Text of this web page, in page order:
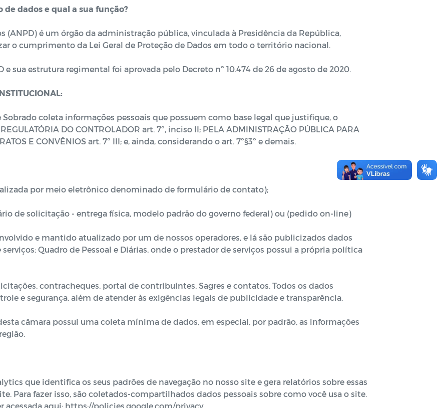
dados e qual a sua função?
(ANPD) é um órgão da administração pública, vinculada à Presidência da República,
o cumprimento da Lei Geral de Proteção de Dados em todo o território nacional.
e sua estrutura regimental foi aprovada pelo Decreto nº 10.474 de 26 de agosto de 2020.
coleta informações pessoais que possuem como base legal que justifique, o
DO CONTROLADOR art. 7º, inciso II; PELA ADMINISTRAÇÃO PÚBLICA PARA
E CONVÊNIOS art. 7º III; e, ainda, considerando o art. 7º§3º e demais.
por meio eletrônico denominado de formulário de contato);
de solicitação - entrega física, modelo padrão do governo federal) ou (pedido on-line)
e mantido atualizado por um de nossos operadores, e lá são publicizados dados
Quadro de Pessoal e Diárias, onde o prestador de serviços possui a própria política
contracheques, portal de contribuintes, Sagres e contatos. Todos os dados
e segurança, além de atender às exigências legais de publicidade e transparência.
câmara possui uma coleta mínima de dados, em especial, por padrão, as informações
que identifica os seus padrões de navegação no nosso site e gera relatórios sobre essas
Para fazer isso, são coletados-compartilhados dados pessoais sobre como você usa o site.
acessada aqui: https://policies.google.com/privacy